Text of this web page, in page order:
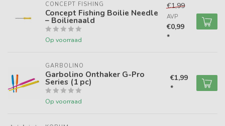
CONCEPT FISHING
Concept Fishing Boilie Needle
– Boilienaald
Op voorraad
€1,99
AVP
€0,99
*
GARBOLINO
Garbolino Onthaker G-Pro
Series (1 pc)
Op voorraad
€1,99
*